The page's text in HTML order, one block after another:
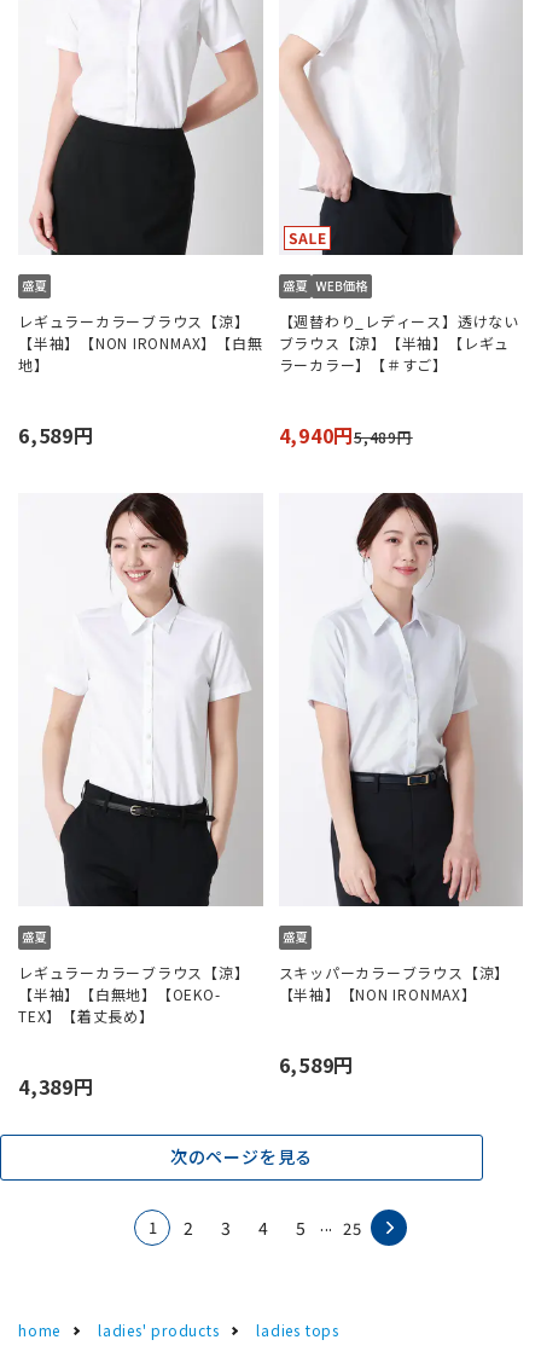
レギュラーカラーブラウス【涼】
【半袖】【NON IRONMAX】【白無
地】
6,589円
【週替わり_レディース】透けない
ブラウス【涼】【半袖】【レギュ
ラーカラー】【＃すご】
4,940円5,489円
レギュラーカラーブラウス【涼】
【半袖】【白無地】【OEKO-
TEX】【着丈長め】
4,389円
スキッパーカラーブラウス【涼】
【半袖】【NON IRONMAX】
6,589円
次のページを見る
1 2 3 4 5 ... 25
home ladies' products ladies tops